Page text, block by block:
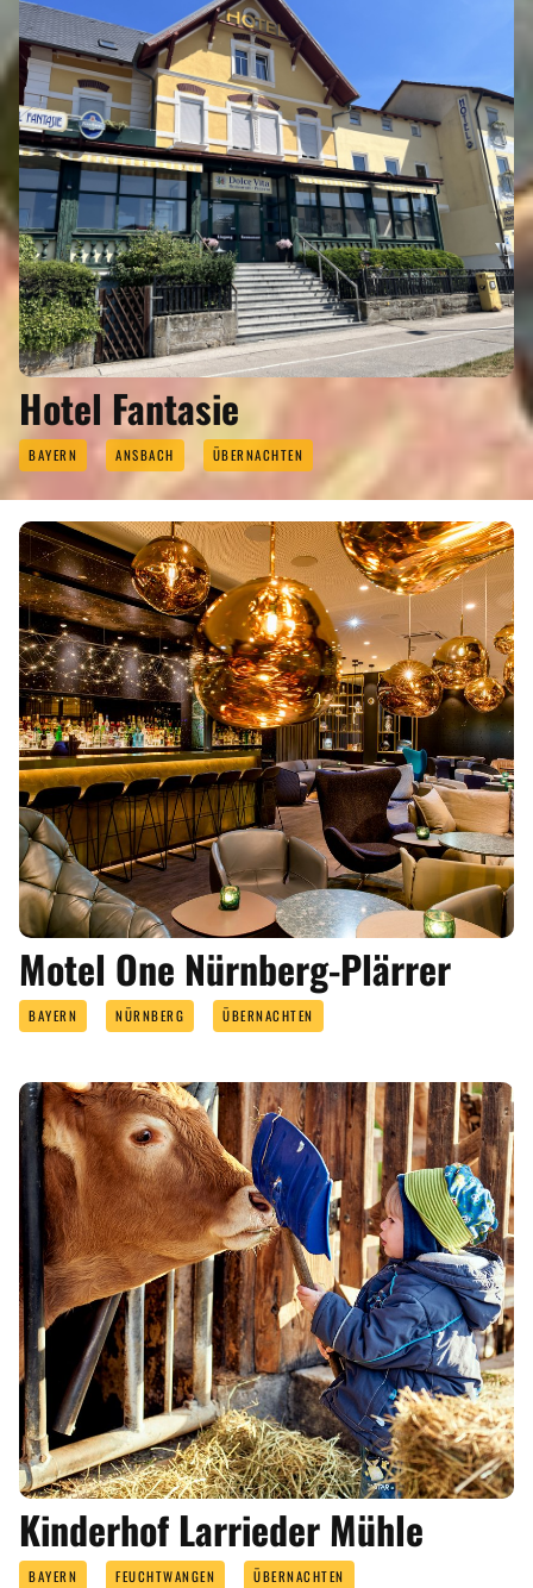
REGIONEN
ORTE
EVENTS
REISEFÜHRER
REISEMAGAZINE
THEMEN
ANGEBOTE
Hotel Fantasie
BAYERN ANSBACH ÜBERNACHTEN
Motel One Nürnberg-Plärrer
BAYERN NÜRNBERG ÜBERNACHTEN
Kinderhof Larrieder Mühle
BAYERN FEUCHTWANGEN ÜBERNACHTEN